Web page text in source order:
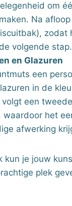
om
Na
zodat
volgende stap.
en Glazuren
een
in de
een
waardoor het
afwerking
kun je jouw
plek